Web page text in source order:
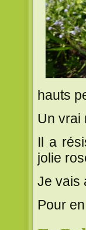
hauts
Un vrai
Il a
jolie
Je vais
Pour